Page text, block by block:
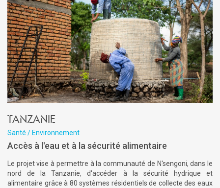
Tanzanie
Santé / Environnement
Accès à l'eau et à la sécurité alimentaire
Le projet vise à permettre à la communauté de N'sengoni, dans le
nord de la Tanzanie, d'accéder à la sécurité hydrique et
alimentaire grâce à 80 systèmes résidentiels de collecte des eaux